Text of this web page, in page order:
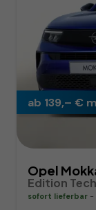
ab 139,– €
Opel
sofort lieferbar